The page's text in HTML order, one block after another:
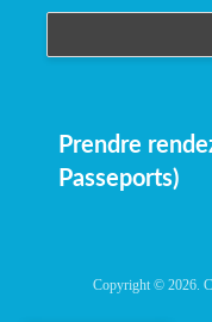
Prendre
Passeports)
Copyright © 2026.